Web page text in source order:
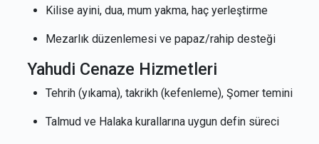
Kilise ayini, dua, mum yakma, haç yerleştirme
Mezarlık düzenlemesi ve papaz/rahip desteği
Yahudi Cenaze Hizmetleri
Tehrih (yıkama), takrikh (kefenleme), Şomer temini
Talmud ve Halaka kurallarına uygun defin süreci